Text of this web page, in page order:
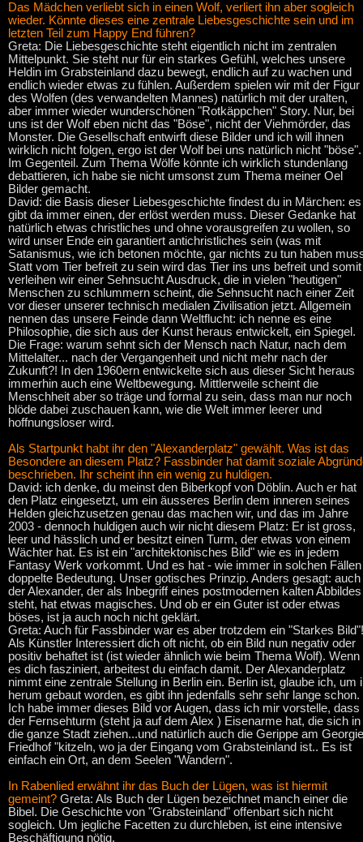
Das Mädchen verliebt sich in einen Wolf, verliert ihn aber sogleich
wieder. Könnte dieses eine zentrale Liebesgeschichte sein und im
letzten Teil zum Happy End führen?
Greta: Die Liebesgeschichte steht eigentlich nicht im zentralen
Mittelpunkt. Sie steht nur für ein starkes Gefühl, welches unsere
Heldin im Grabsteinland dazu bewegt, endlich auf zu wachen und
endlich wieder etwas zu fühlen. Außerdem spielen wir mit der Figur
des Wolfen (des verwandelten Mannes) natürlich mit der uralten,
aber immer wieder wunderschönen "Rotkäppchen" Story. Nur, bei
uns ist der Wolf eben nicht das "Böse", nicht der Viehmörder, das
Monster. Die Gesellschaft entwirft diese Bilder und ich will ihnen
wirklich nicht folgen, ergo ist der Wolf bei uns natürlich nicht "böse".
Im Gegenteil. Zum Thema Wölfe könnte ich wirklich stundenlang
debattieren, ich habe sie nicht umsonst zum Thema meiner Oel
Bilder gemacht.
David: die Basis dieser Liebesgeschichte findest du in Märchen: es
gibt da immer einen, der erlöst werden muss. Dieser Gedanke hat
natürlich etwas christliches und ohne vorausgreifen zu wollen, so
wird unser Ende ein garantiert antichristliches sein (was mit
Satanismus, wie ich betonen möchte, gar nichts zu tun haben
Statt vom Tier befreit zu sein wird das Tier ins uns befreit und somit
verleihen wir einer Sehnsucht Ausdruck, die in vielen "heutigen"
Menschen zu schlummern scheint, die Sehnsucht nach einer Zeit
vor dieser unserer technisch medialen Zivilisation jetzt. Allgemein
nennen das unsere Feinde dann Weltflucht: ich nenne es eine
Philosophie, die sich aus der Kunst heraus entwickelt, ein Spiegel.
Die Frage: warum sehnt sich der Mensch nach Natur, nach dem
Mittelalter... nach der Vergangenheit und nicht mehr nach der
Zukunft?! In den 1960ern entwickelte sich aus dieser Sicht heraus
immerhin auch eine Weltbewegung. Mittlerweile scheint die
Menschheit aber so träge und formal zu sein, dass man nur noch
blöde dabei zuschauen kann, wie die Welt immer leerer und
hoffnungsloser wird.
Als Startpunkt habt ihr den "Alexanderplatz" gewählt. Was ist das
Besondere an diesem Platz? Fassbinder hat damit soziale
beschrieben. Ihr scheint ihn ein wenig zu huldigen.
David: ich denke, du meinst den Biberkopf von Döblin. Auch er hat
den Platz eingesetzt, um ein äusseres Berlin dem inneren seines
Helden gleichzusetzen genau das machen wir, und das im Jahre
2003 - dennoch huldigen auch wir nicht diesem Platz: Er ist gross,
leer und hässlich und er besitzt einen Turm, der etwas von einem
Wächter hat. Es ist ein "architektonisches Bild" wie es in jedem
Fantasy Werk vorkommt. Und es hat - wie immer in solchen
doppelte Bedeutung. Unser gotisches Prinzip. Anders gesagt: auch
der Alexander, der als Inbegriff eines postmodernen kalten Abbildes
steht, hat etwas magisches. Und ob er ein Guter ist oder etwas
böses, ist ja auch noch nicht geklärt.
Greta: Auch für Fassbinder war es aber trotzdem ein "Starkes
Als Künstler Interessiert dich oft nicht, ob ein Bild nun negativ oder
positiv behaftet ist (ist wieder ähnlich wie beim Thema Wolf). Wenn
es dich fasziniert, arbeitest du einfach damit. Der Alexanderplatz
nimmt eine zentrale Stellung in Berlin ein. Berlin ist, glaube ich, um
herum gebaut worden, es gibt ihn jedenfalls sehr sehr lange schon.
Ich habe immer dieses Bild vor Augen, dass ich mir vorstelle, dass
der Fernsehturm (steht ja auf dem Alex ) Eisenarme hat, die sich in
die ganze Stadt ziehen...und natürlich auch die Gerippe am
Friedhof "kitzeln, wo ja der Eingang vom Grabsteinland ist.. Es ist
einfach ein Ort, an dem Seelen "Wandern".
In Rabenlied erwähnt ihr das Buch der Lügen, was ist hiermit
gemeint? Greta: Als Buch der Lügen bezeichnet manch einer die
Bibel. Die Geschichte von "Grabsteinland" offenbart sich nicht
sogleich. Um jegliche Facetten zu durchleben, ist eine intensive
Beschäftigung nötig.